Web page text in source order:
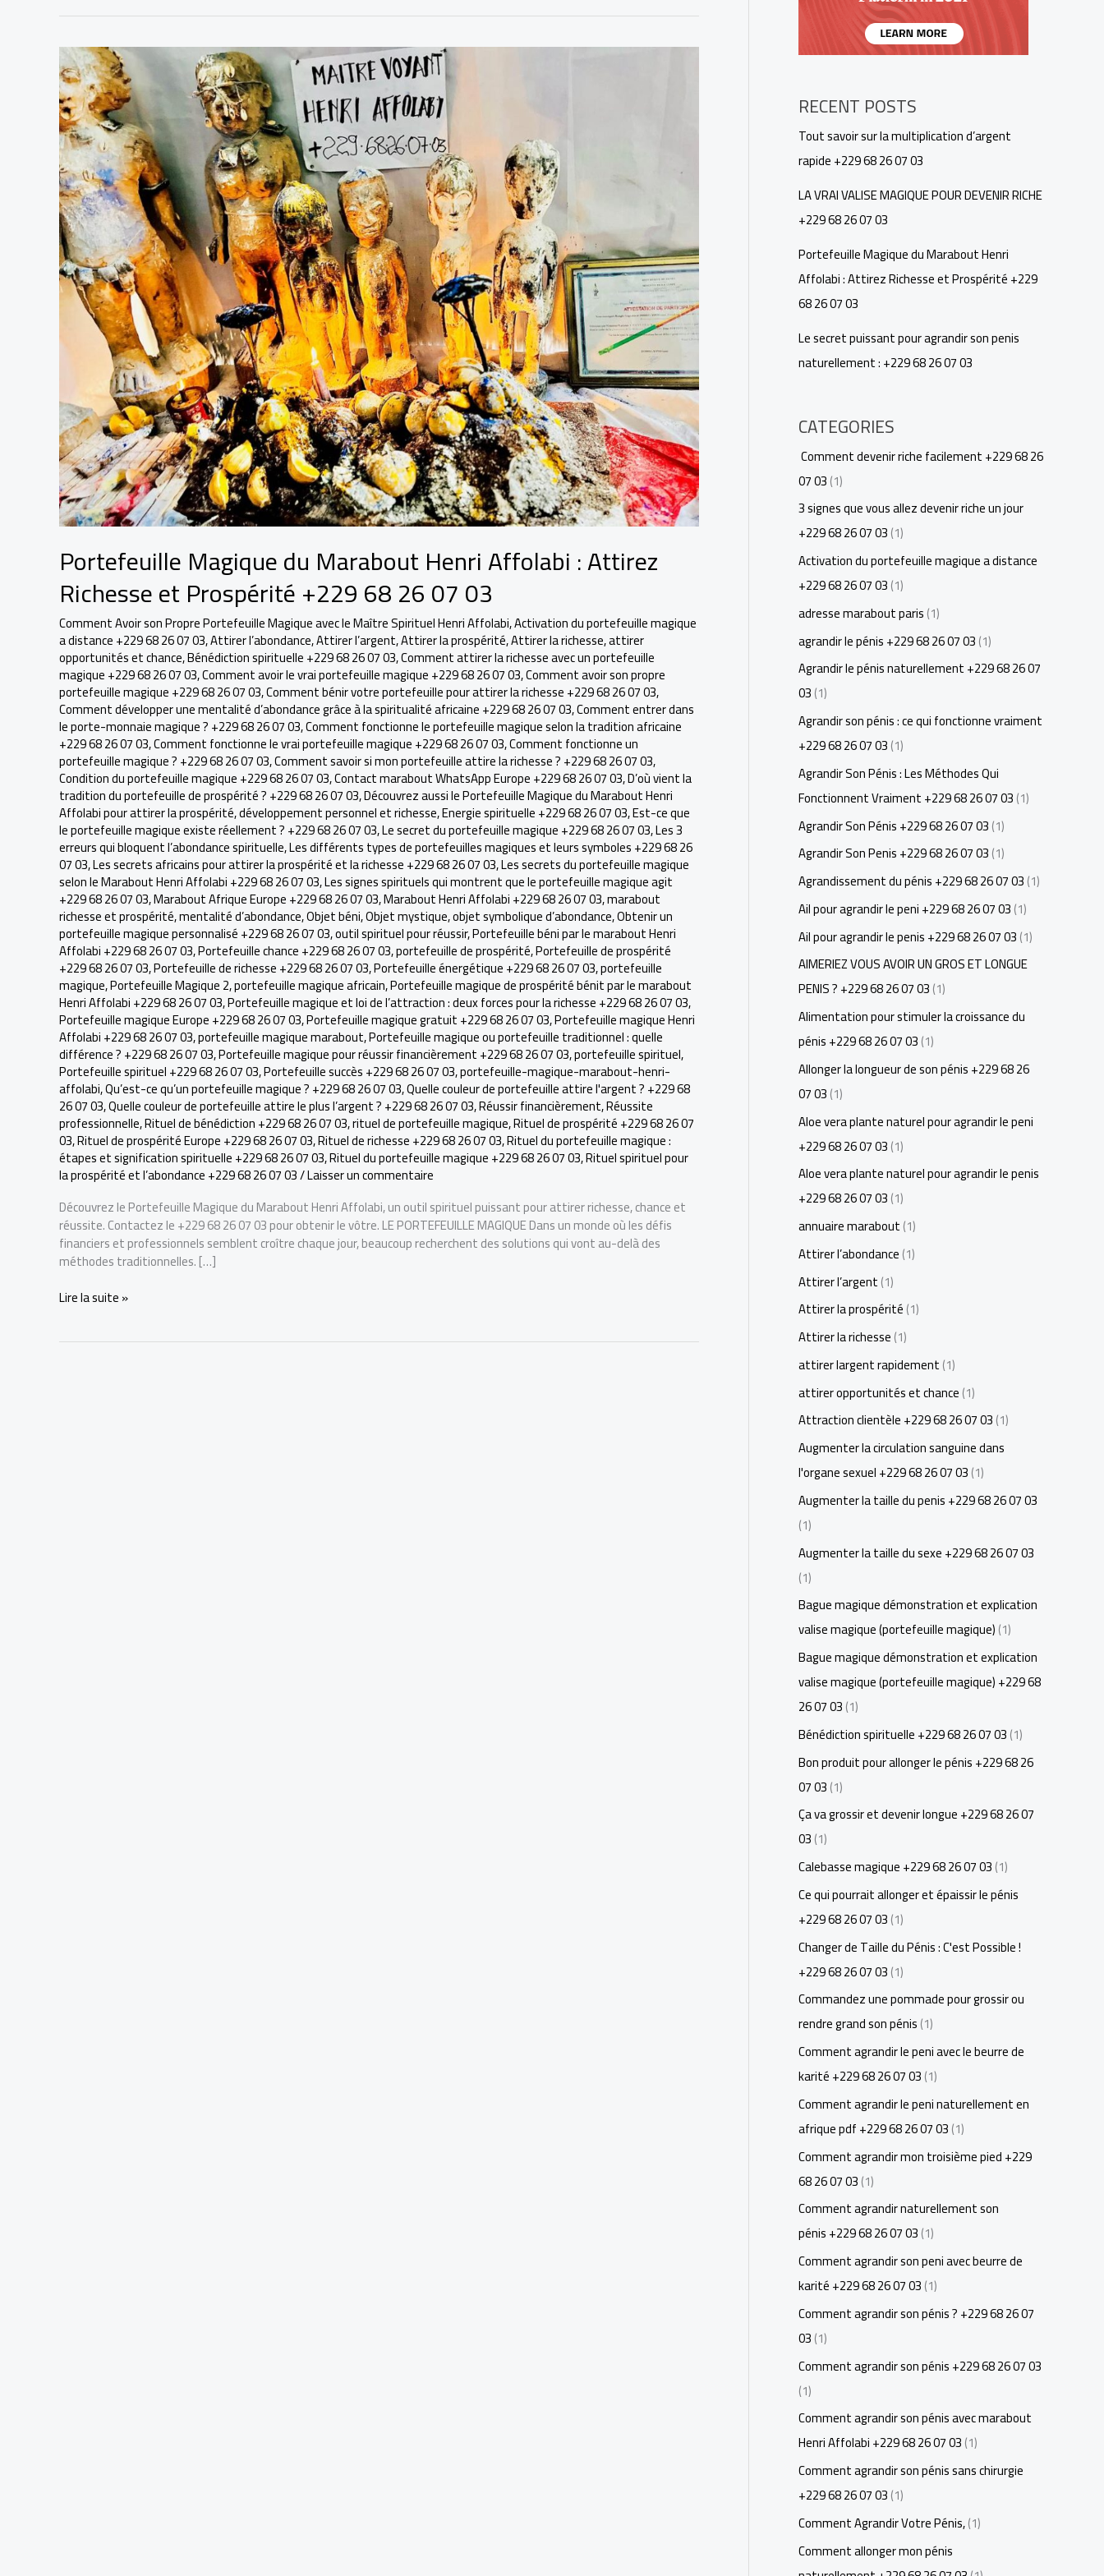
Portefeuille Magique du Marabout Henri Affolabi : Attirez
Richesse et Prospérité +229 68 26 07 03
Comment Avoir son Propre Portefeuille Magique avec le Maître Spirituel Henri Affolabi,Activation du portefeuille magique
a distance +229 68 26 07 03,Attirer l’abondance,Attirer l’argent,Attirer la prospérité,Attirer la richesse,attirer
opportunités et chance,Bénédiction spirituelle +229 68 26 07 03,Comment attirer la richesse avec un portefeuille
magique +229 68 26 07 03,Comment avoir le vrai portefeuille magique +229 68 26 07 03,Comment avoir son propre
portefeuille magique +229 68 26 07 03,Comment bénir votre portefeuille pour attirer la richesse +229 68 26 07 03,
Comment développer une mentalité d’abondance grâce à la spiritualité africaine +229 68 26 07 03,Comment entrer dans
le porte-monnaie magique ? +229 68 26 07 03,Comment fonctionne le portefeuille magique selon la tradition africaine
+229 68 26 07 03,Comment fonctionne le vrai portefeuille magique +229 68 26 07 03,Comment fonctionne un
portefeuille magique ? +229 68 26 07 03,Comment savoir si mon portefeuille attire la richesse ? +229 68 26 07 03,
Condition du portefeuille magique +229 68 26 07 03,Contact marabout WhatsApp Europe +229 68 26 07 03,D’où vient la
tradition du portefeuille de prospérité ? +229 68 26 07 03,Découvrez aussi le Portefeuille Magique du Marabout Henri
Affolabi pour attirer la prospérité,développement personnel et richesse,Energie spirituelle +229 68 26 07 03,Est-ce que
le portefeuille magique existe réellement ? +229 68 26 07 03,Le secret du portefeuille magique +229 68 26 07 03,Les 3
erreurs qui bloquent l’abondance spirituelle,Les différents types de portefeuilles magiques et leurs symboles +229 68 26
07 03,Les secrets africains pour attirer la prospérité et la richesse +229 68 26 07 03,Les secrets du portefeuille magique
selon le Marabout Henri Affolabi +229 68 26 07 03,Les signes spirituels qui montrent que le portefeuille magique agit
+229 68 26 07 03,Marabout Afrique Europe +229 68 26 07 03,Marabout Henri Affolabi +229 68 26 07 03,marabout
richesse et prospérité,mentalité d’abondance,Objet béni,Objet mystique,objet symbolique d’abondance,Obtenir un
portefeuille magique personnalisé +229 68 26 07 03,outil spirituel pour réussir,Portefeuille béni par le marabout Henri
Affolabi +229 68 26 07 03,Portefeuille chance +229 68 26 07 03,portefeuille de prospérité,Portefeuille de prospérité
+229 68 26 07 03,Portefeuille de richesse +229 68 26 07 03,Portefeuille énergétique +229 68 26 07 03,portefeuille
magique,Portefeuille Magique 2,portefeuille magique africain,Portefeuille magique de prospérité bénit par le marabout
Henri Affolabi +229 68 26 07 03,Portefeuille magique et loi de l’attraction : deux forces pour la richesse +229 68 26 07 03,
Portefeuille magique Europe +229 68 26 07 03,Portefeuille magique gratuit +229 68 26 07 03,Portefeuille magique Henri
Affolabi +229 68 26 07 03,portefeuille magique marabout,Portefeuille magique ou portefeuille traditionnel : quelle
différence ? +229 68 26 07 03,Portefeuille magique pour réussir financièrement +229 68 26 07 03,portefeuille spirituel,
Portefeuille spirituel +229 68 26 07 03,Portefeuille succès +229 68 26 07 03,portefeuille-magique-marabout-henri-
affolabi,Qu’est-ce qu’un portefeuille magique ? +229 68 26 07 03,Quelle couleur de portefeuille attire l'argent ? +229 68
26 07 03,Quelle couleur de portefeuille attire le plus l’argent ? +229 68 26 07 03,Réussir financièrement,Réussite
professionnelle,Rituel de bénédiction +229 68 26 07 03,rituel de portefeuille magique,Rituel de prospérité +229 68 26 07
03,Rituel de prospérité Europe +229 68 26 07 03,Rituel de richesse +229 68 26 07 03,Rituel du portefeuille magique :
étapes et signification spirituelle +229 68 26 07 03,Rituel du portefeuille magique +229 68 26 07 03,Rituel spirituel pour
la prospérité et l’abondance +229 68 26 07 03/Laisser un commentaire
Découvrez le Portefeuille Magique du Marabout Henri Affolabi, un outil spirituel puissant pour attirer richesse, chance et
réussite. Contactez le +229 68 26 07 03 pour obtenir le vôtre. LE PORTEFEUILLE MAGIQUE Dans un monde où les défis
financiers et professionnels semblent croître chaque jour, beaucoup recherchent des solutions qui vont au-delà des
méthodes traditionnelles. […]
Portefeuille
Lire la suite »
RECENT POSTS
Tout savoir sur la multiplication d’argent
rapide +229 68 26 07 03
LA VRAI VALISE MAGIQUE POUR DEVENIR RICHE
+229 68 26 07 03
Portefeuille Magique du Marabout Henri
Affolabi : Attirez Richesse et Prospérité +229
68 26 07 03
Le secret puissant pour agrandir son penis
naturellement : +229 68 26 07 03
CATEGORIES
Comment devenir riche facilement +229 68 26
07 03(1)
3 signes que vous allez devenir riche un jour
+229 68 26 07 03(1)
Activation du portefeuille magique a distance
+229 68 26 07 03(1)
adresse marabout paris(1)
agrandir le pénis +229 68 26 07 03(1)
Agrandir le pénis naturellement +229 68 26 07
03(1)
Agrandir son pénis : ce qui fonctionne vraiment
+229 68 26 07 03(1)
Agrandir Son Pénis : Les Méthodes Qui
Fonctionnent Vraiment +229 68 26 07 03(1)
Agrandir Son Pénis +229 68 26 07 03(1)
Agrandir Son Penis +229 68 26 07 03(1)
Agrandissement du pénis +229 68 26 07 03(1)
Ail pour agrandir le peni +229 68 26 07 03(1)
Ail pour agrandir le penis +229 68 26 07 03(1)
AIMERIEZ VOUS AVOIR UN GROS ET LONGUE
PENIS ? +229 68 26 07 03(1)
Alimentation pour stimuler la croissance du
pénis +229 68 26 07 03(1)
Allonger la longueur de son pénis +229 68 26
07 03(1)
Aloe vera plante naturel pour agrandir le peni
+229 68 26 07 03(1)
Aloe vera plante naturel pour agrandir le penis
+229 68 26 07 03(1)
annuaire marabout(1)
Attirer l’abondance(1)
Attirer l’argent(1)
Attirer la prospérité(1)
Attirer la richesse(1)
attirer largent rapidement(1)
attirer opportunités et chance(1)
Attraction clientèle +229 68 26 07 03(1)
Augmenter la circulation sanguine dans
l'organe sexuel +229 68 26 07 03(1)
Augmenter la taille du penis +229 68 26 07 03
(1)
Augmenter la taille du sexe +229 68 26 07 03
(1)
Bague magique démonstration et explication
valise magique (portefeuille magique)(1)
Bague magique démonstration et explication
valise magique (portefeuille magique) +229 68
26 07 03(1)
Bénédiction spirituelle +229 68 26 07 03(1)
Bon produit pour allonger le pénis +229 68 26
07 03(1)
Ça va grossir et devenir longue +229 68 26 07
03(1)
Calebasse magique +229 68 26 07 03(1)
Ce qui pourrait allonger et épaissir le pénis
+229 68 26 07 03(1)
Changer de Taille du Pénis : C'est Possible !
+229 68 26 07 03(1)
Commandez une pommade pour grossir ou
rendre grand son pénis(1)
Comment agrandir le peni avec le beurre de
karité +229 68 26 07 03(1)
Comment agrandir le peni naturellement en
afrique pdf +229 68 26 07 03(1)
Comment agrandir mon troisième pied +229
68 26 07 03(1)
Comment agrandir naturellement son
pénis +229 68 26 07 03(1)
Comment agrandir son peni avec beurre de
karité +229 68 26 07 03(1)
Comment agrandir son pénis ? +229 68 26 07
03(1)
Comment agrandir son pénis +229 68 26 07 03
(1)
Comment agrandir son pénis avec marabout
Henri Affolabi +229 68 26 07 03(1)
Comment agrandir son pénis sans chirurgie
+229 68 26 07 03(1)
Comment Agrandir Votre Pénis,(1)
Comment allonger mon pénis